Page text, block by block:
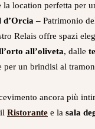
la location perfetta per
– Patrimonio
Relais offre spazi
all’oliveta, dalle
per un brindisi al
ancora più
Ristorante e la sala